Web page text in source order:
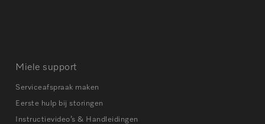
Miele support
Serviceafspraak maken
Eerste hulp bij storingen
Instructievideo’s & Handleidingen